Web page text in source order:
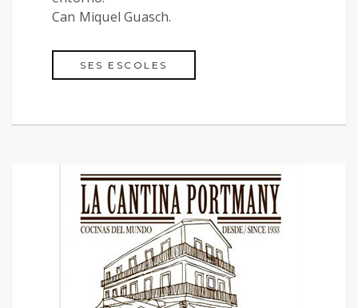
Can Miquel Guasch.
SES ESCOLES